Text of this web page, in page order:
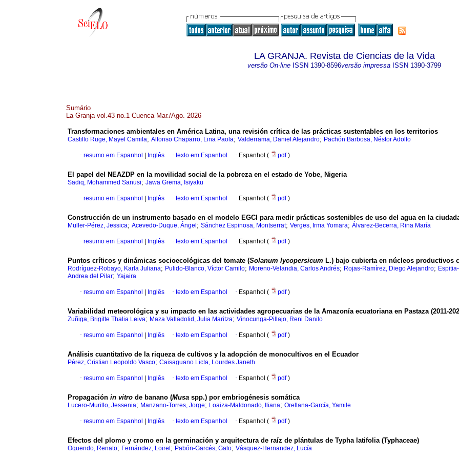
LA GRANJA. Revista de Ciencias de la Vida
versão On-line ISSN 1390-8596versão impressa ISSN 1390-3799
Sumário
La Granja vol.43 no.1 Cuenca Mar./Ago. 2026
Transformaciones ambientales en América Latina, una revisión crítica de las prácticas sustentables en los territorios
Castillo Ruge, Mayel Camila; Alfonso Chaparro, Lina Paola; Valderrama, Daniel Alejandro; Pachón Barbosa, Néstor Adolfo
· resumo em Espanhol Inglês · texto em Espanhol · Espanhol ( pdf)
El papel del NEAZDP en la movilidad social de la pobreza en el estado de Yobe, Nigeria
Sadiq, Mohammed Sanusi; Jawa Grema, Isiyaku
· resumo em Espanhol Inglês · texto em Espanhol · Espanhol ( pdf)
Construcción de un instrumento basado en el modelo EGCI para medir prácticas sostenibles de uso del agua en la
Müller-Pérez, Jessica; Acevedo-Duque, Ángel ; Sánchez Espinosa, Montserrat; Verges, Irma Yomara; Álvarez-Becerra, Rina María
· resumo em Espanhol Inglês · texto em Espanhol · Espanhol ( pdf)
Puntos críticos y dinámicas socioecológicas del tomate (Solanum lycopersicum L.) bajo cubierta en núcleos productivos
Rodríguez-Robayo, Karla Juliana; Pulido-Blanco, Víctor Camilo; Moreno-Velandia, Carlos Andrés; Rojas-Ramírez, Diego Alejandro;
Andrea del Pilar; Yajaira
· resumo em Espanhol Inglês · texto em Espanhol · Espanhol ( pdf)
Variabilidad meteorológica y su impacto en las actividades agropecuarias de la Amazonía ecuatoriana en Pastaza (2011-
Zuñiga, Brigitte Thalia Leiva; Maza Valladolid, Julia Maritza; Vinocunga-Pillajo, Reni Danilo
· resumo em Espanhol Inglês · texto em Espanhol · Espanhol ( pdf)
Análisis cuantitativo de la riqueza de cultivos y la adopción de monocultivos en el Ecuador
Pérez, Cristian Leopoldo Vasco; Caisaguano Licta, Lourdes Janeth
· resumo em Espanhol Inglês · texto em Espanhol · Espanhol ( pdf)
Propagación in vitro de banano (Musa spp.) por embriogénesis somática
Lucero-Murillo, Jessenia; Manzano-Torres, Jorge; Loaiza-Maldonado, Iliana; Orellana-García, Yamile
· resumo em Espanhol Inglês · texto em Espanhol · Espanhol ( pdf)
Efectos del plomo y cromo en la germinación y arquitectura de raíz de plántulas de Typha latifolia (Typhaceae)
Oquendo, Renato; Fernández, Loiret; Pabón-Garcés, Galo; Vásquez-Hernandez, Lucía